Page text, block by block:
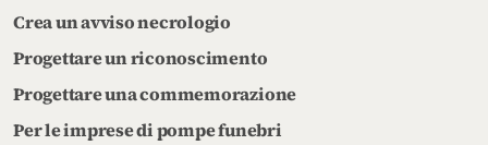
Crea un avviso necrologio
Progettare un riconoscimento
Progettare una commemorazione
Per le imprese di pompe funebri